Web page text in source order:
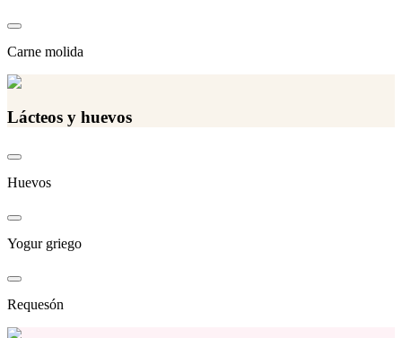
Carne molida
Lácteos y huevos
Huevos
Yogur griego
Requesón